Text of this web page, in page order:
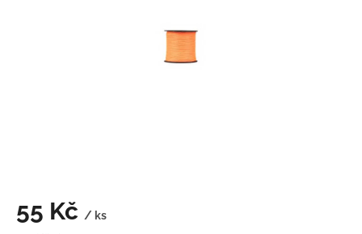
55 Kč / ks